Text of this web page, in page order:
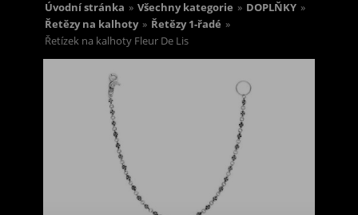
Úvodní stránka » Všechny kategorie » DOPLŇKY »
Řetězy na kalhoty » Řetězy 1-řadé »
Řetízek na kalhoty Fleur De Lis